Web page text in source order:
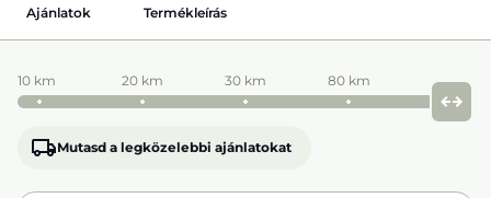
Ajánlatok Termékleírás
10 km 20 km 30 km 80 km
Mutasd a legközelebbi ajánlatokat